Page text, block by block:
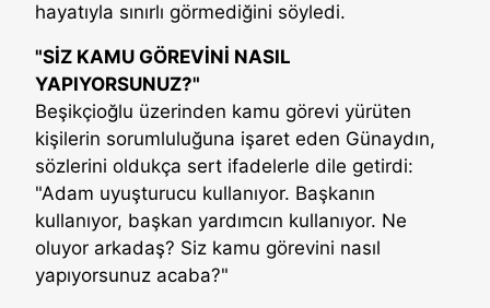
hayatıyla sınırlı görmediğini söyledi.
"SİZ KAMU GÖREVİNİ NASIL
YAPIYORSUNUZ?"
Beşikçioğlu üzerinden kamu görevi yürüten
kişilerin sorumluluğuna işaret eden Günaydın,
sözlerini oldukça sert ifadelerle dile getirdi:
"Adam uyuşturucu kullanıyor. Başkanın
kullanıyor, başkan yardımcın kullanıyor. Ne
oluyor arkadaş? Siz kamu görevini nasıl
yapıyorsunuz acaba?"